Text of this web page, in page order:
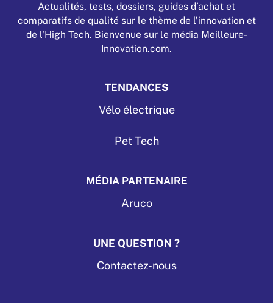
Actualités, tests, dossiers, guides d’achat et
comparatifs de qualité sur le thème de l’innovation et
de l'High Tech. Bienvenue sur le média Meilleure-
Innovation.com.
TENDANCES
Vélo électrique
Pet Tech
MÉDIA PARTENAIRE
Aruco
UNE QUESTION ?
Contactez-nous